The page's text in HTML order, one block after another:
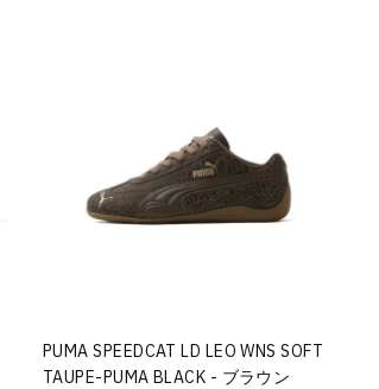
PUMA SPEEDCAT LD LEO WNS SOFT
TAUPE-PUMA BLACK - ブラウン